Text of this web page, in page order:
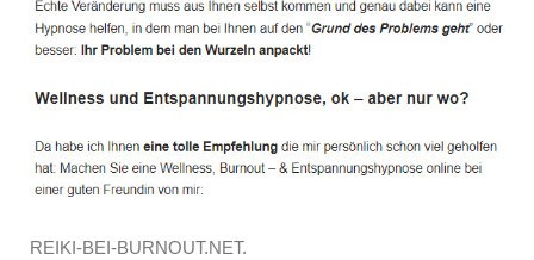
REIKI-BEI-BURNOUT.NET.